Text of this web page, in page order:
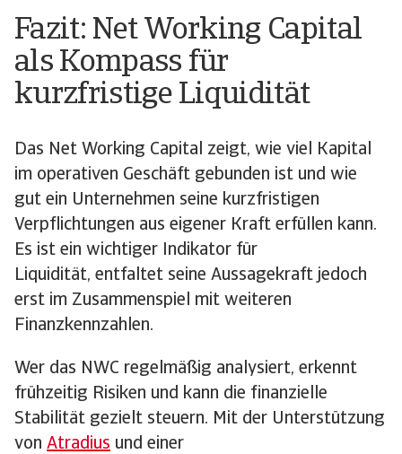
Fazit: Net Working Capital
als Kompass für
kurzfristige Liquidität
Das Net Working Capital zeigt, wie viel Kapital
im operativen Geschäft gebunden ist und wie
gut ein Unternehmen seine kurzfristigen
Verpflichtungen aus eigener Kraft erfüllen kann.
Es ist ein wichtiger Indikator für
Liquidität, entfaltet seine Aussagekraft jedoch
erst im Zusammenspiel mit weiteren
Finanzkennzahlen.
Wer das NWC regelmäßig analysiert, erkennt
frühzeitig Risiken und kann die finanzielle
Stabilität gezielt steuern. Mit der Unterstützung
von Atradius und einer